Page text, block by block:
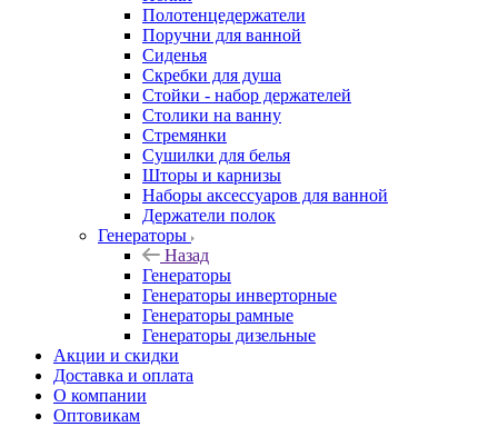
Полотенцедержатели
Поручни для ванной
Сиденья
Скребки для душа
Стойки - набор держателей
Столики на ванну
Стремянки
Сушилки для белья
Шторы и карнизы
Наборы аксессуаров для ванной
Держатели полок
Генераторы
Назад
Генераторы
Генераторы инверторные
Генераторы рамные
Генераторы дизельные
Акции и скидки
Доставка и оплата
О компании
Оптовикам